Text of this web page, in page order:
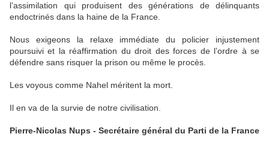
l’assimilation qui produisent des générations de délinquants
endoctrinés dans la haine de la France.
Nous exigeons la relaxe immédiate du policier injustement
poursuivi et la réaffirmation du droit des forces de l’ordre à se
défendre sans risquer la prison ou même le procès.
Les voyous comme Nahel méritent la mort.
Il en va de la survie de notre civilisation.
Pierre-Nicolas Nups - Secrétaire général du Parti de la France